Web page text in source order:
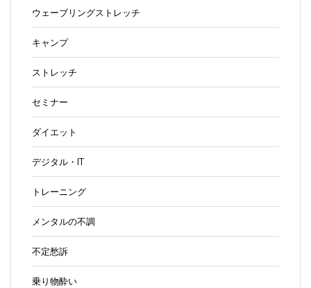
ウェーブリングストレッチ
キャンプ
ストレッチ
セミナー
ダイエット
デジタル・IT
トレーニング
メンタルの不調
不定愁訴
乗り物酔い